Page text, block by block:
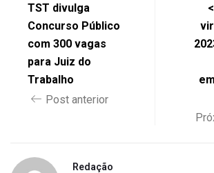
TST divulga
Concurso Público
com 300 vagas
para Juiz do
Trabalho
Post anterior
Redação